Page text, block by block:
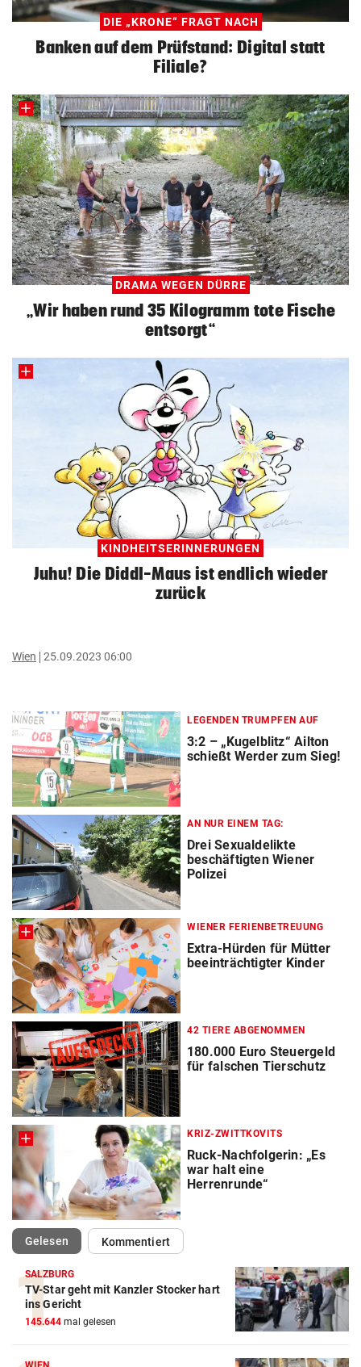
DIE „KRONE“ FRAGT NACH
Banken auf dem Prüfstand: Digital statt
Filiale?
DRAMA WEGEN DÜRRE
„Wir haben rund 35 Kilogramm tote Fische
entsorgt“
KINDHEITSERINNERUNGEN
Juhu! Die Diddl-Maus ist endlich wieder
zurück
Wien 25.09.2023 06:00
LEGENDEN TRUMPFEN AUF
3:2 – „Kugelblitz“ Ailton
schießt Werder zum Sieg!
AN NUR EINEM TAG:
Drei Sexualdelikte
beschäftigten Wiener
Polizei
WIENER FERIENBETREUUNG
Extra-Hürden für Mütter
beeinträchtigter Kinder
42 TIERE ABGENOMMEN
180.000 Euro Steuergeld
für falschen Tierschutz
KRIZ-ZWITTKOVITS
Ruck-Nachfolgerin: „Es
war halt eine
Herrenrunde“
Gelesen(ausgewählt)Kommentiert
SALZBURG
TV-Star geht mit Kanzler Stocker hart
ins Gericht
145.644 mal gelesen